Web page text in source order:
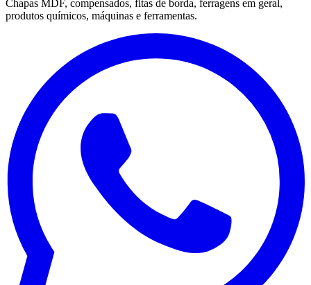
Chapas MDF, compensados, fitas de borda, ferragens em geral,
produtos químicos, máquinas e ferramentas.